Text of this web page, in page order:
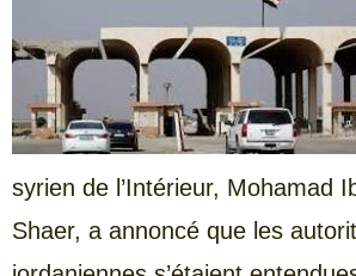
syrien de l’Intérieur, Mohamad
Shaer, a annoncé que les